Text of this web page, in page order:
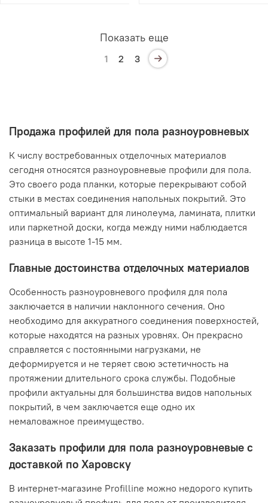
Показать еще
1 2 3
Продажа профилей для пола разноуровневых
К числу востребованных отделочных материалов
сегодня относятся разноуровневые профили для пола.
Это своего рода планки, которые перекрывают собой
стыки в местах соединения напольных покрытий. Это
оптимальный вариант для линолеума, ламината, плитки
или паркетной доски, когда между ними наблюдается
разница в высоте 1-15 мм.
Главные достоинства отделочных материалов
Особенность разноуровневого профиля для пола
заключается в наличии наклонного сечения. Оно
необходимо для аккуратного соединения поверхностей,
которые находятся на разных уровнях. Он прекрасно
справляется с постоянными нагрузками, не
деформируется и не теряет свою эстетичность на
протяжении длительного срока службы. Подобные
профили актуальны для большинства видов напольных
покрытий, в чем заключается еще одно их
немаловажное преимущество.
Заказать профили для пола разноуровневые с
доставкой по Харовску
В интернет-магазине Profilline можно недорого купить